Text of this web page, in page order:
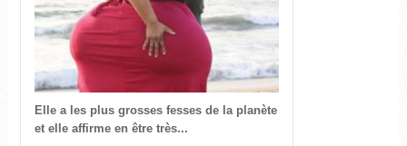
Elle a les plus grosses fesses de la planète
et elle affirme en être très...